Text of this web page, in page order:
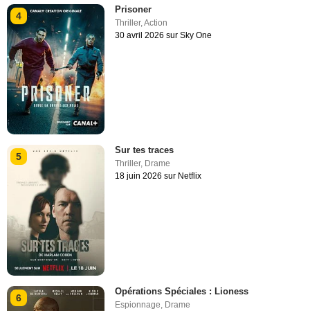
4
Prisoner
Thriller,Action
30 avril 2026 sur Sky One
5
Sur tes traces
Thriller, Drame
18 juin 2026 sur Netflix
6
Opérations Spéciales : Lioness
Espionnage Drame